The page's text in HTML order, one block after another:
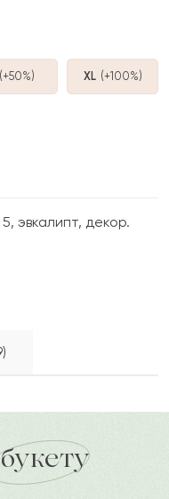
(+50%) XL (+100%)
эвкалипт, декор.
часа
2023-08-04
2023-07-28